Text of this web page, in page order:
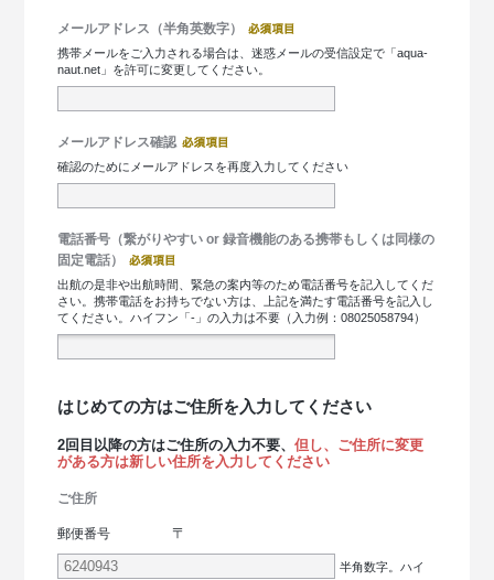
メールアドレス（半角英数字）
携帯メールをご入力される場合は、迷惑メールの受信設定で「aqua-
naut.net」を許可に変更してください。
メールアドレス確認
確認のためにメールアドレスを再度入力してください
電話番号（繋がりやすい or 録音機能のある携帯もしくは同様の
固定電話）
出航の是非や出航時間、緊急の案内等のため電話番号を記入してくだ
さい。携帯電話をお持ちでない方は、上記を満たす電話番号を記入し
てください。ハイフン「-」の入力は不要（入力例：08025058794）
はじめての方はご住所を入力してください
2回目以降の方はご住所の入力不要、但し、ご住所に変更
がある方は新しい住所を入力してください
ご住所
郵便番号 〒
半角数字。ハイ